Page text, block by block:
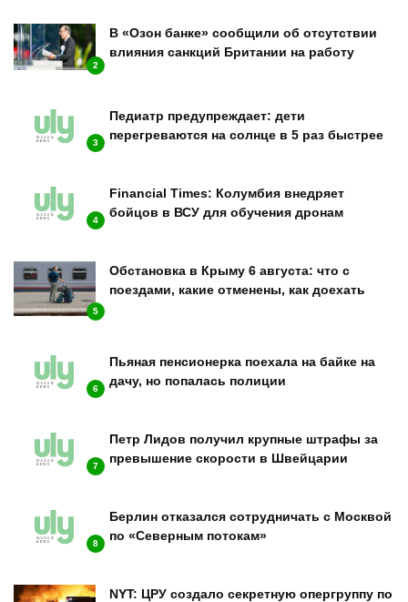
2
В «Озон банке» сообщили об отсутствии
влияния санкций Британии на работу
3
Педиатр предупреждает: дети
перегреваются на солнце в 5 раз быстрее
4
Financial Times: Колумбия внедряет
бойцов в ВСУ для обучения дронам
5
Обстановка в Крыму 6 августа: что с
поездами, какие отменены, как доехать
6
Пьяная пенсионерка поехала на байке на
дачу, но попалась полиции
7
Петр Лидов получил крупные штрафы за
превышение скорости в Швейцарии
8
Берлин отказался сотрудничать с Москвой
по «Северным потокам»
NYT: ЦРУ создало секретную опергруппу по